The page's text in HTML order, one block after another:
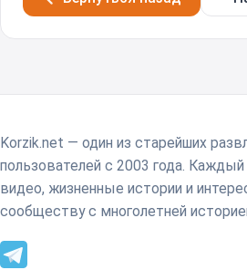
Korzik.net — один из старейших
пользователей с 2003 года.
видео, жизненные истории и
сообществу с многолетней